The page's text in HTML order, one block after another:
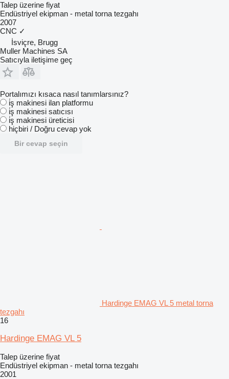
Talep üzerine fiyat
Endüstriyel ekipman - metal torna tezgahı
2007
CNC ✓
İsviçre, Brugg
Muller Machines SA
Satıcıyla iletişime geç
Portalımızı kısaca nasıl tanımlarsınız?
i̇ş makinesi ilan platformu
i̇ş makinesi satıcısı
i̇ş makinesi üreticisi
hiçbiri / Doğru cevap yok
Bir cevap seçin
Hardinge EMAG VL 5 metal torna
tezgahı
16
Hardinge EMAG VL 5
Talep üzerine fiyat
Endüstriyel ekipman - metal torna tezgahı
2001